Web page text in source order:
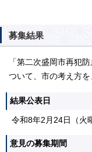
募集結果
「第二次盛岡市再犯
ついて、市の考え方を
結果公表日
令和8年2月24日（火
意見の募集期間